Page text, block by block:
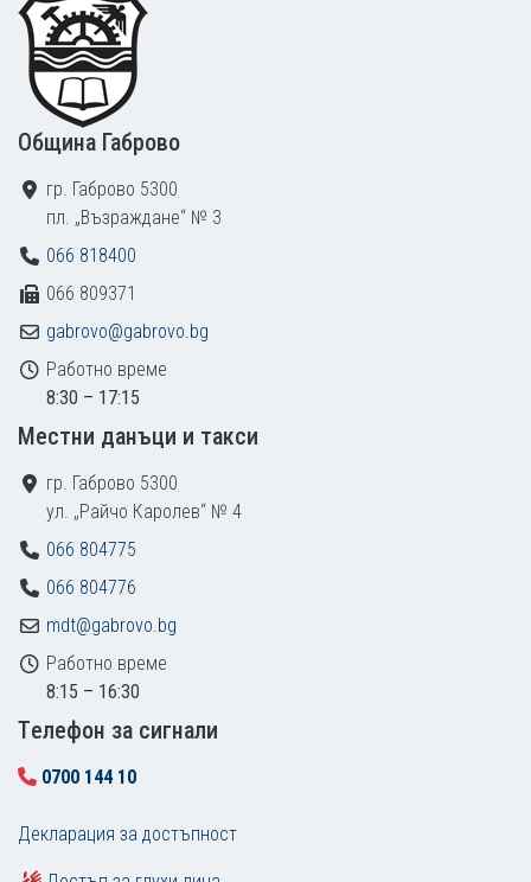
Община Габрово
гр. Габрово 5300
пл. „Възраждане“ № 3
066 818400
066 809371
gabrovo@gabrovo.bg
Работно време
8:30 – 17:15
Местни данъци и такси
гр. Габрово 5300
ул. „Райчо Каролев“ № 4
066 804775
066 804776
mdt@gabrovo.bg
Работно време
8:15 – 16:30
Tелефон за сигнали
0700 144 10
Декларация за достъпност